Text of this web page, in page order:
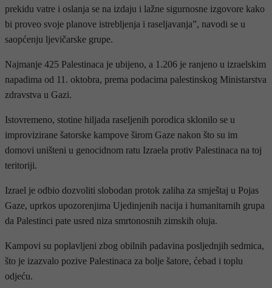
prekidu vatre i oslanja se na izdaju i lažne sigurnosne izgovore kako
bi proveo svoje planove istrebljenja i raseljavanja”, navodi se u
saopćenju ljevičarske grupe.
Najmanje 425 Palestinaca je ubijeno, a 1.206 je ranjeno u izraelskim
napadima od 11. oktobra, prema podacima palestinskog Ministarstva
zdravstva u Gazi.
Istovremeno, stotine hiljada raseljenih porodica sklonilo se u
improvizirane šatorske kampove širom Gaze nakon što su im
domovi uništeni u genocidnom ratu Izraela protiv Palestinaca na toj
teritoriji.
Izrael je odbio dozvoliti slobodan protok zaliha za smještaj u Pojas
Gaze, uprkos upozorenjima Ujedinjenih nacija i humanitarnih grupa
da Palestinci pate usred niza smrtonosnih zimskih oluja.
Kampovi su poplavljeni zbog obilnih padavina posljednjih sedmica,
što je izazvalo pozive Palestinaca za bolje šatore, ćebad i toplu
odjeću.